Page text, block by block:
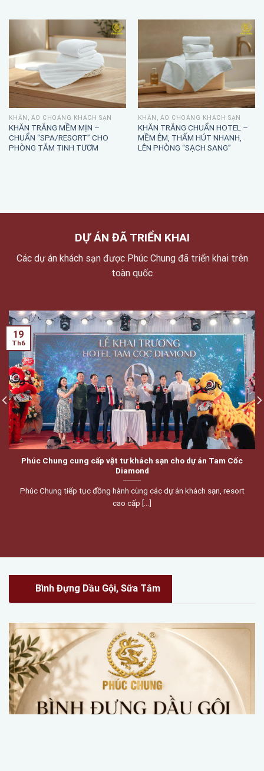
KHĂN, ÁO CHOÀNG KHÁCH SẠN
KHĂN TRẮNG MỀM MỊN –
CHUẨN “SPA/RESORT” CHO
KHĂN, ÁO CHOÀNG KHÁCH SẠN
KHĂN TRẮNG CHUẨN HOTEL –
MỀM ÊM, THẤM HÚT NHANH,
DỰ ÁN ĐÃ TRIỂN KHAI
Các dự án khách sạn được Phúc Chung đã triển khai trên
Phúc Chung cung cấp vật tư khách sạn cho dự án Tam Cốc
Phúc Chung tiếp tục đồng hành cùng các dự án khách sạn, resort
19
Th6
Bình Đựng Dầu Gội, Sữa Tắm